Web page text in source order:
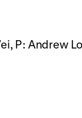
P: Andrew